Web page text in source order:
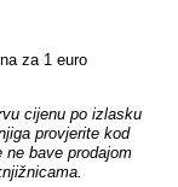
za 1 euro
cijenu po izlasku
provjerite kod
bave prodajom